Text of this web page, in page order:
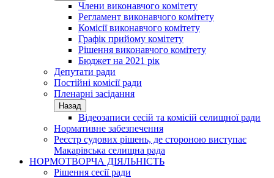
Члени виконавчого комітету
Регламент виконавчого комітету
Комісії виконавчого комітету
Графік прийому комітету
Рішення виконавчого комітету
Бюджет на 2021 рік
Депутати ради
Постійні комісії ради
Пленарні засідання
Назад
Відеозаписи сесій та комісій селищної ради
Нормативне забезпечення
Реєстр судових рішень, де стороною виступає
Макарівська селищна рада
НОРМОТВОРЧА ДІЯЛЬНІСТЬ
Рішення сесії ради